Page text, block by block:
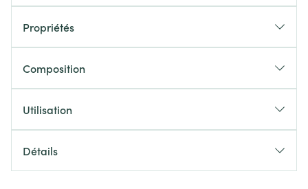
Propriétés
Composition
Utilisation
Détails